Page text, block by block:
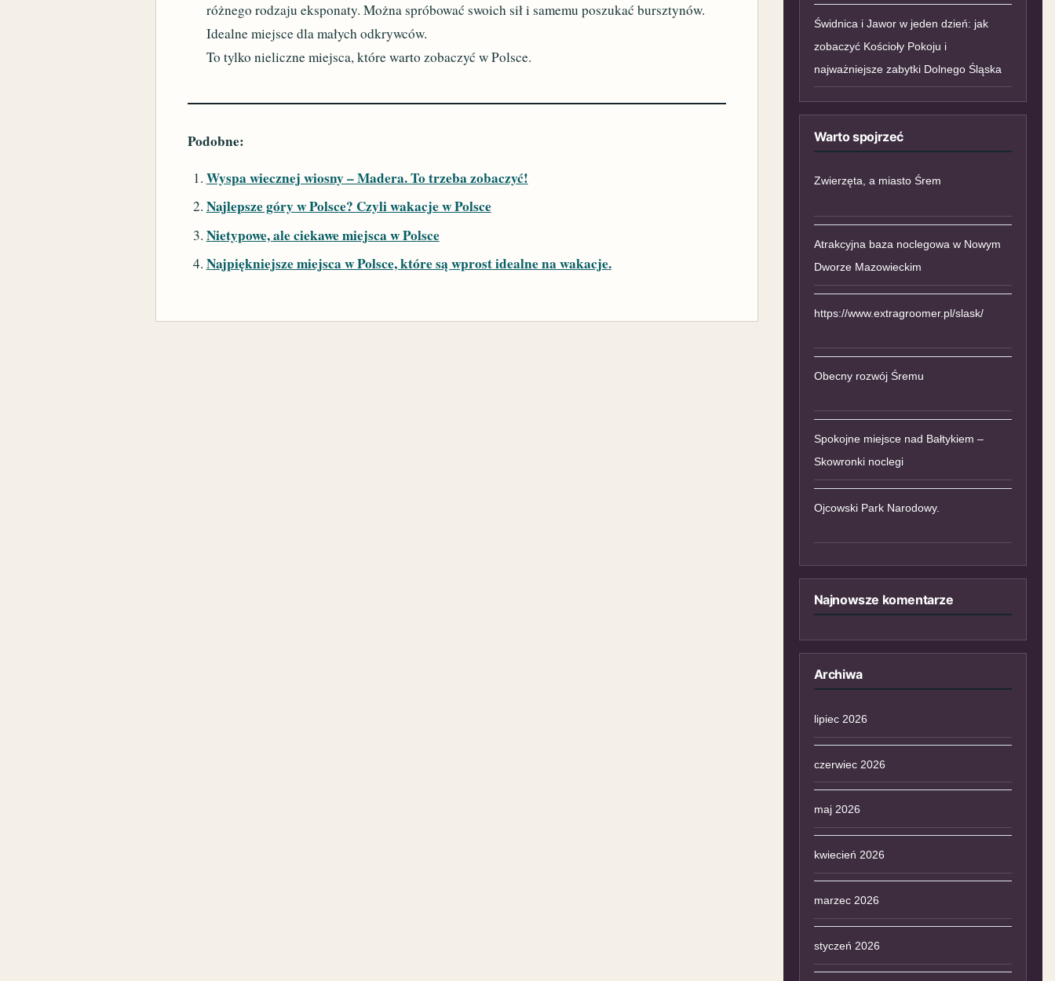
różnego rodzaju eksponaty. Można spróbować swoich sił i samemu poszukać bursztynów.
Idealne miejsce dla małych odkrywców.
To tylko nieliczne miejsca, które warto zobaczyć w Polsce.
Podobne:
Wyspa wiecznej wiosny – Madera. To trzeba zobaczyć!
Najlepsze góry w Polsce? Czyli wakacje w Polsce
Nietypowe, ale ciekawe miejsca w Polsce
Najpiękniejsze miejsca w Polsce, które są wprost idealne na wakacje.
Świdnica i Jawor w jeden dzień: jak
zobaczyć Kościoły Pokoju i
najważniejsze zabytki Dolnego Śląska
Warto spojrzeć
Zwierzęta, a miasto Śrem
Atrakcyjna baza noclegowa w Nowym
Dworze Mazowieckim
https://www.extragroomer.pl/slask/
Obecny rozwój Śremu
Spokojne miejsce nad Bałtykiem –
Skowronki noclegi
Ojcowski Park Narodowy.
Najnowsze komentarze
Archiwa
lipiec 2026
czerwiec 2026
maj 2026
kwiecień 2026
marzec 2026
styczeń 2026